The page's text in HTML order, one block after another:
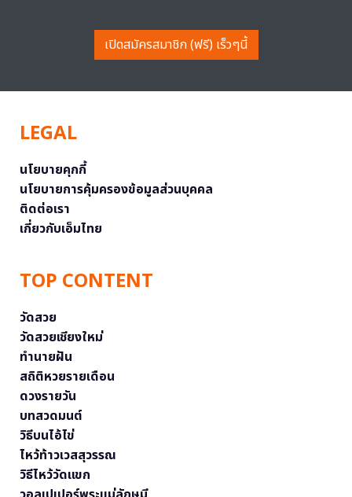
เปิดสมัครสมาชิก (ฟรี) เร็วๆนี้
LEGAL
นโยบายคุกกี้
นโยบายการคุ้มครองข้อมูลส่วนบุคคล
ติดต่อเรา
เกี่ยวกับเอ็มไทย
TOP CONTENT
วัดสวย
วัดสวยเชียงใหม่
ทำนายฝัน
สถิติหวยรายเดือน
ดวงรายวัน
บทสวดมนต์
วิธีบนไอ้ไข่
ไหว้ท้าวเวสสุวรรณ
วิธีไหว้วัดแขก